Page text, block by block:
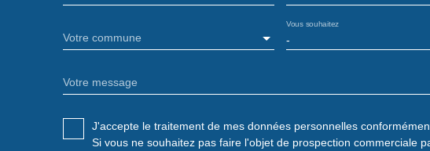
Votre commune -
Vous souhaitez
Votre message
J'accepte le traitement de mes données personnelles
Si vous ne souhaitez pas faire l'objet de prospection commerciale